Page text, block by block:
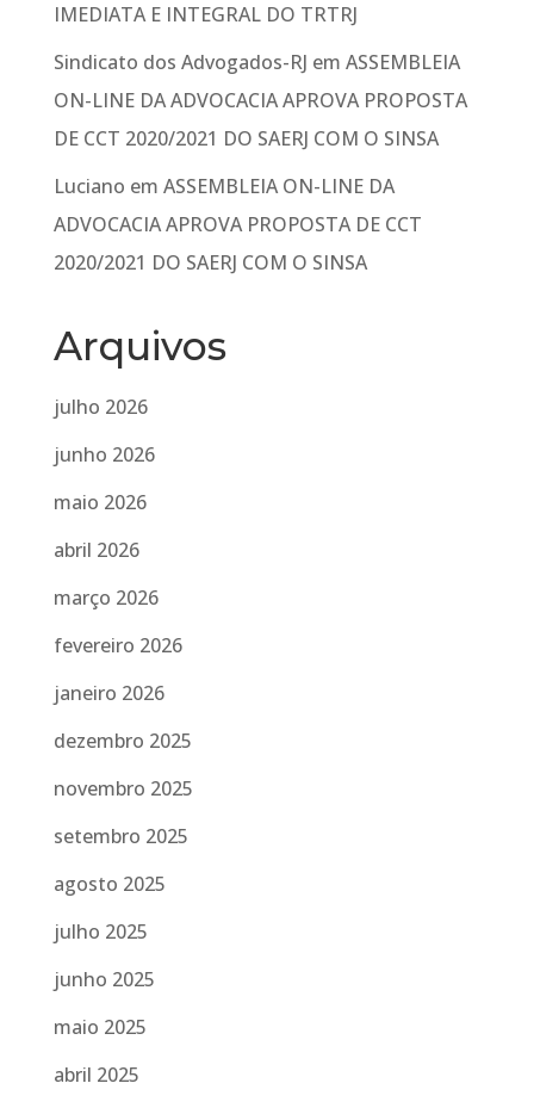
IMEDIATA E INTEGRAL DO TRTRJ
Sindicato dos Advogados-RJ em ASSEMBLEIA
ON-LINE DA ADVOCACIA APROVA PROPOSTA
DE CCT 2020/2021 DO SAERJ COM O SINSA
Luciano em ASSEMBLEIA ON-LINE DA
ADVOCACIA APROVA PROPOSTA DE CCT
2020/2021 DO SAERJ COM O SINSA
Arquivos
julho 2026
junho 2026
maio 2026
abril 2026
março 2026
fevereiro 2026
janeiro 2026
dezembro 2025
novembro 2025
setembro 2025
agosto 2025
julho 2025
junho 2025
maio 2025
abril 2025